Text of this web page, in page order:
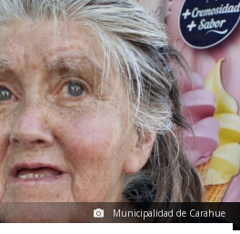
Municipalidad de Carahue